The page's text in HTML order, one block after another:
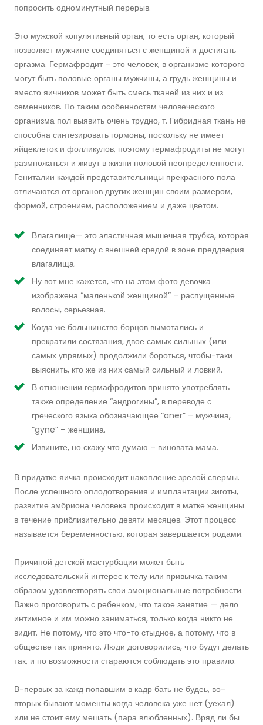
попросить одноминутный перерыв.
Это мужской копулятивный орган, то есть орган, который
позволяет мужчине соединяться с женщиной и достигать
оргазма. Гермафродит – это человек, в организме которого
могут быть половые органы мужчины, а грудь женщины и
вместо яичников может быть смесь тканей из них и из
семенников. По таким особенностям человеческого
организма пол выявить очень трудно, т. Гибридная ткань не
способна синтезировать гормоны, поскольку не имеет
яйцеклеток и фолликулов, поэтому гермафродиты не могут
размножаться и живут в жизни половой неопределенности.
Гениталии каждой представительницы прекрасного пола
отличаются от органов других женщин своим размером,
формой, строением, расположением и даже цветом.
Влагалище— это эластичная мышечная трубка, которая
соединяет матку с внешней средой в зоне преддверия
влагалища.
Ну вот мне кажется, что на этом фото девочка
изображена “маленькой женщиной” – распущенные
волосы, серьезная.
Когда же большинство борцов вымотались и
прекратили состязания, двое самых сильных (или
самых упрямых) продолжили бороться, чтобы-таки
выяснить, кто же из них самый сильный и ловкий.
В отношении гермафродитов принято употреблять
также определение “андрогины”, в переводе с
греческого языка обозначающее “aner” – мужчина,
“gyne” – женщина.
Извините, но скажу что думаю – виновата мама.
В придатке яичка происходит накопление зрелой спермы.
После успешного оплодотворения и имплантации зиготы,
развитие эмбриона человека происходит в матке женщины
в течение приблизительно девяти месяцев. Этот процесс
называется беременностью, которая завершается родами.
Причиной детской мастурбации может быть
исследовательский интерес к телу или привычка таким
образом удовлетворять свои эмоциональные потребности.
Важно проговорить с ребенком, что такое занятие — дело
интимное и им можно заниматься, только когда никто не
видит. Не потому, что это что-то стыдное, а потому, что в
обществе так принято. Люди договорились, что будут делать
так, и по возможности стараются соблюдать это правило.
В-первых за кажд попавшим в кадр бать не будеь, во-
вторых бывают моменты когда человека уже нет (уехал)
или не стоит ему мешать (пара влюбленных). Вряд ли бы